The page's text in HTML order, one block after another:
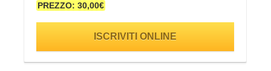
PREZZO: 30,00€
ISCRIVITI ONLINE